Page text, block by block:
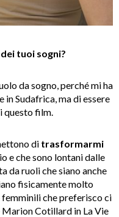
tuoi sogni?
da sogno, perché mi ha
Sudafrica, ma di essere
questo film.
di trasformarmi
e che sono lontani dalle
da ruoli che siano anche
fisicamente molto
che preferisco ci
Cotillard in La Vie